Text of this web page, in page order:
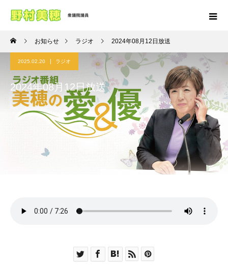
お知らせ ラジオ 2024年08月12日放送
2025.02.20 ラジオ
2024年08月12日放送